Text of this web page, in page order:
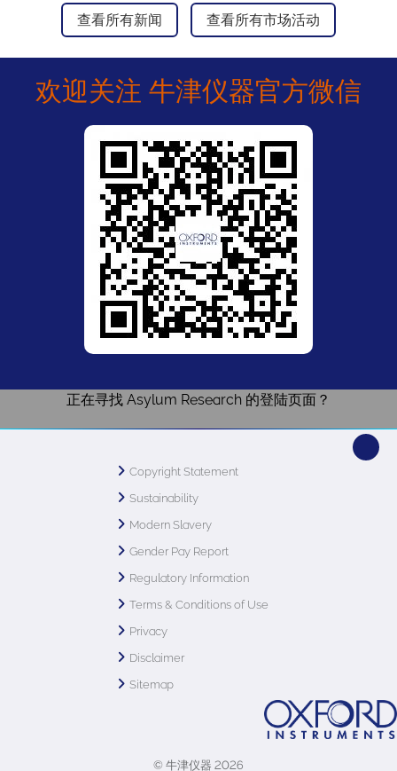
查看所有新闻 查看所有市场活动
欢迎关注 牛津仪器官方微信
正在寻找 Asylum Research 的登陆页面？
Copyright Statement
Sustainability
Modern Slavery
Gender Pay Report
Regulatory Information
Terms & Conditions of Use
Privacy
Disclaimer
Sitemap
© 牛津仪器 2026